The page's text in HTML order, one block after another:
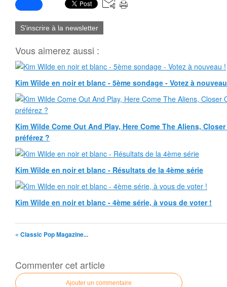
S'inscrire à la newsletter
Vous aimerez aussi :
Kim Wilde en noir et blanc - 5ème sondage - Votez à
Kim Wilde Come Out And Play, Here Come The Aliens,
préférez ?
Kim Wilde en noir et blanc - Résultats de la 4ème série
Kim Wilde en noir et blanc - 4ème série, à vous de voter !
« Classic Pop Magazine...
Commenter cet article
Ajouter un commentaire